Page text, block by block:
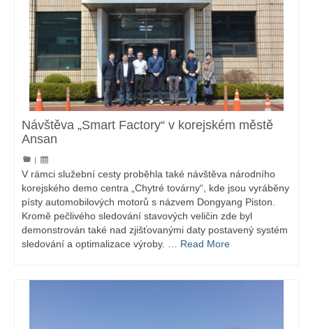
Návštěva „Smart Factory“ v korejském městě
Ansan
|
V rámci služební cesty proběhla také návštěva národního
korejského demo centra „Chytré továrny“, kde jsou vyráběny
písty automobilových motorů s názvem Dongyang Piston.
Kromě pečlivého sledování stavových veličin zde byl
demonstrován také nad zjišťovanými daty postavený systém
sledování a optimalizace výroby. … Read More